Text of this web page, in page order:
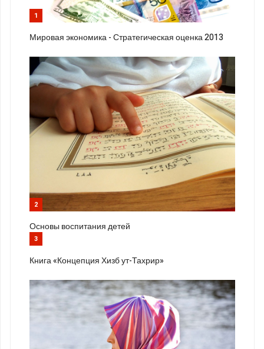
1
Мировая экономика - Стратегическая оценка 2013
2
Основы воспитания детей
3
Книга «Концепция Хизб ут-Тахрир»